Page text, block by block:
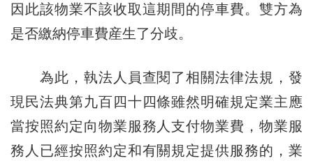
因此該物業不該收取這期間的停車費。雙方為
是否繳納停車費産生了分歧。
為此，執法人員查閱了相關法律法規，發
現民法典第九百四十四條雖然明確規定業主應
當按照約定向物業服務人支付物業費，物業服
務人已經按照約定和有關規定提供服務的，業